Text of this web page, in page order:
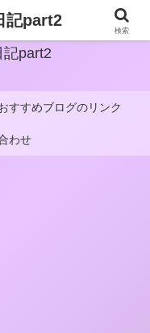
記part2
すすめブログのリンク
わせ
記part2
検索